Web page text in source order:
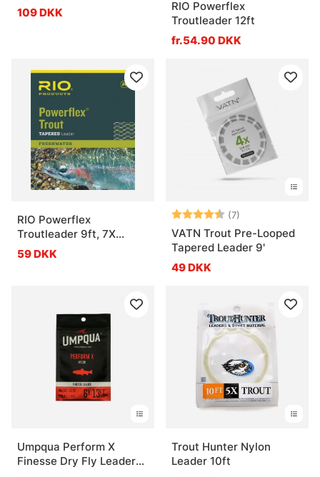
109 DKK
RIO Powerflex
Troutleader 12ft
fr.54.90 DKK
RIO Powerflex
Troutleader 9ft, 7X
0,10mm/1,1kg
59 DKK
Vurdering: (7)
VATN Trout Pre-Looped
Tapered Leader 9'
49 DKK
Umpqua Perform X
Finesse Dry Fly Leader
Trout Hunter Nylon
Leader 10ft